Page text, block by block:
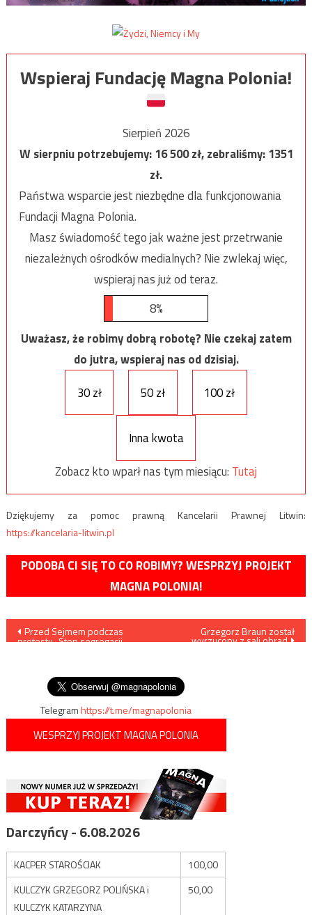
Wspieraj Fundację Magna Polonia!
Sierpień 2026
W sierpniu potrzebujemy:16 500zł, zebraliśmy:1351
zł.
Państwa wsparcie jest niezbędne dla funkcjonowania
Fundacji Magna Polonia.
Masz świadomość tego jak ważne jest przetrwanie
niezależnych ośrodków medialnych? Nie zwlekaj więc,
wspieraj nas już od teraz.
8%
Uważasz, że robimy dobrą robotę? Nie czekaj zatem
do jutra, wspieraj nas od dzisiaj.
30 zł
50 zł 100 zł
Inna kwota
Zobacz kto wparł nas tym miesiącu: Tutaj
Dziękujemy za pomoc prawną Kancelarii Prawnej Litwin:
https://kancelaria-litwin.pl
PODOBA CI SIĘ TO CO ROBIMY? WESPRZYJ PROJEKT
MAGNA POLONIA!
Nawigacja
Przed Sejmem podczas
protestu „Stop segregacji
Grzegorz Braun został
wyrzucony z sali obrad
Telegramhttps://t.me/magnapolonia
WESPRZYJ PROJEKT MAGNA POLONIA
Darczyńcy - 6.08.2026
KACPER STAROŚCIAK
100,00
KULCZYK GRZEGORZ POLIŃSKA i
KULCZYK KATARZYNA
50,00